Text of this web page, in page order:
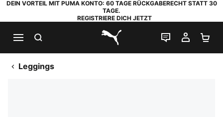
DEIN VORTEIL MIT PUMA KONTO: 60 TAGE RÜCKGABERECHT STATT 30
TAGE.
REGISTRIERE DICH JETZT
PUMA.com
LIVE-CHAT
MEIN
Leggings